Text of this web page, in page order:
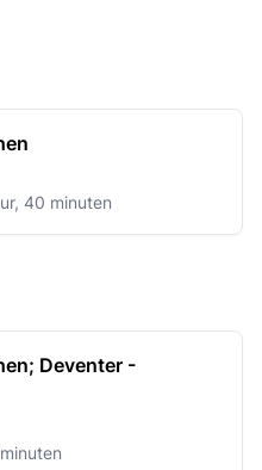
40 minuten
Deventer -